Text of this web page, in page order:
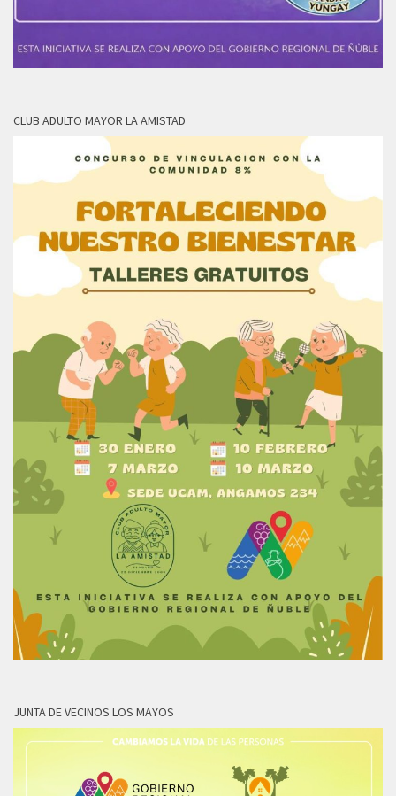
CLUB ADULTO MAYOR LA AMISTAD
JUNTA DE VECINOS LOS MAYOS